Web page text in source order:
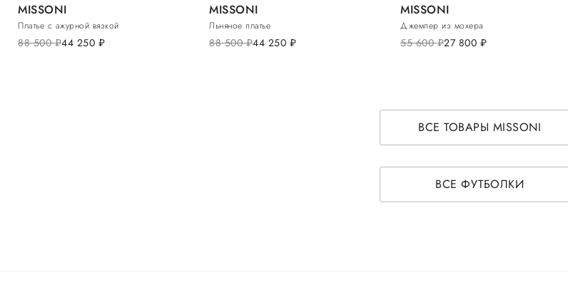
MISSONI
Платье с ажурной вязкой
88 500руб.44 250 руб.
MISSONI
Льняное платье
88 500руб.44 250 руб.
MISSONI
Джемпер из мохера
55 600руб.27 800 руб.
ВСЕ ТОВАРЫ MISSONI
ВСЕ ФУТБОЛКИ